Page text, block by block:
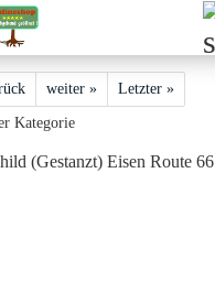
weiter » Letzter »
Kategorie
(Gestanzt) Eisen Route 66